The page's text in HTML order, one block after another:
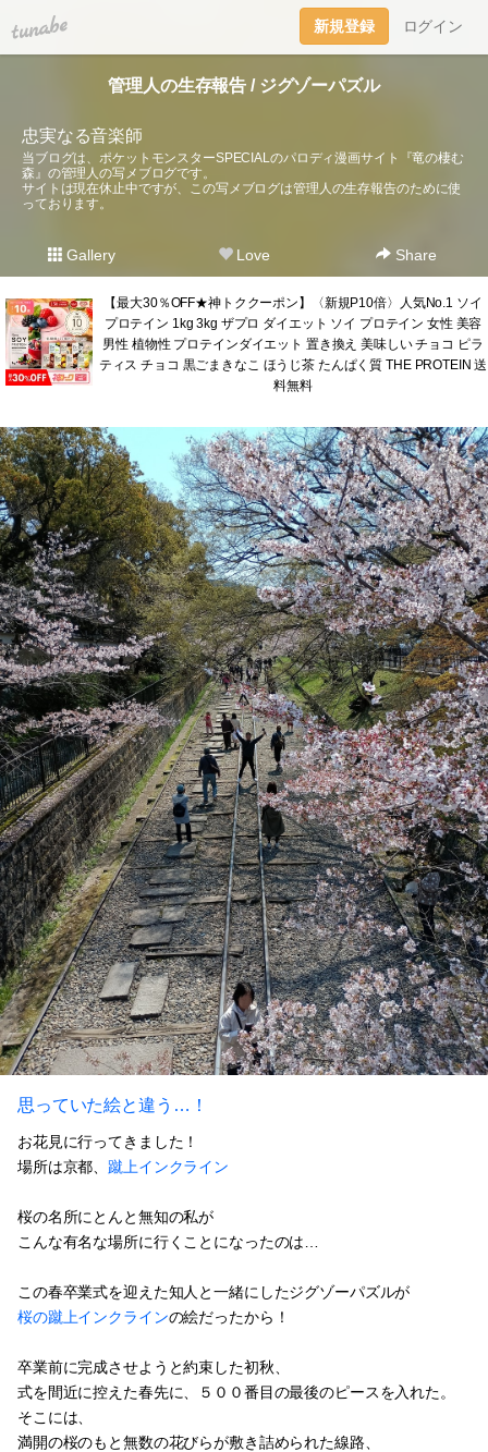
tuna.be 新規登録 ログイン
管理人の生存報告 / ジグゾーパズル
忠実なる音楽師
当ブログは、ポケットモンスターSPECIALのパロディ漫画サイト『竜の棲む
森』の管理人の写メブログです。
サイトは現在休止中ですが、この写メブログは管理人の生存報告のために使
っております。
Gallery Love Share
【最大30％OFF★神トククーポン】〈新規P10倍〉人気No.1 ソイ
プロテイン 1kg 3kg ザプロ ダイエット ソイ プロテイン 女性 美容
男性 植物性 プロテインダイエット 置き換え 美味しい チョコ ピラ
ティス チョコ 黒ごまきなこ ほうじ茶 たんぱく質 THE PROTEIN 送
料無料
思っていた絵と違う…！
お花見に行ってきました！
場所は京都、蹴上インクライン
桜の名所にとんと無知の私が
こんな有名な場所に行くことになったのは…
この春卒業式を迎えた知人と一緒にしたジグゾーパズルが
桜の蹴上インクラインの絵だったから！
卒業前に完成させようと約束した初秋、
式を間近に控えた春先に、５００番目の最後のピースを入れた。
そこには、
満開の桜のもと無数の花びらが敷き詰められた線路、